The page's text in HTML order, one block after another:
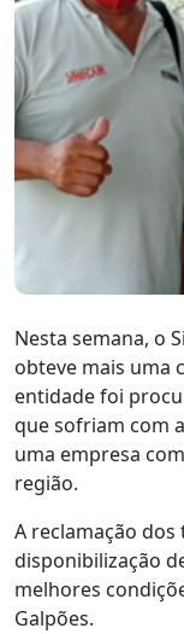
Nesta semana, o
obteve mais uma
entidade foi
que sofriam com
uma empresa
região.
A reclamação
disponibilização
melhores
Galpões.